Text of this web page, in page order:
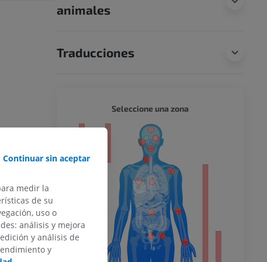
animales
Traducciones
miembro
inferior
Seleccione una zona
Continuar sin aceptar
medir la
de su
uso o
análisis y mejora
y análisis de
y